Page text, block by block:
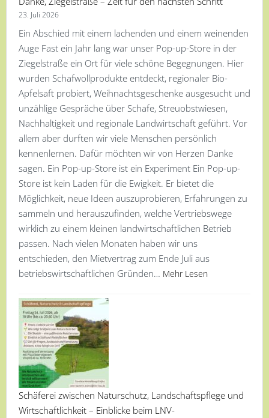
23. Juli 2026
Ein Abschied mit einem lachenden und einem weinenden
Auge Fast ein Jahr lang war unser Pop-up-Store in der
Ziegelstraße ein Ort für viele schöne Begegnungen. Hier
wurden Schafwollprodukte entdeckt, regionaler Bio-
Apfelsaft probiert, Weihnachtsgeschenke ausgesucht und
unzählige Gespräche über Schafe, Streuobstwiesen,
Nachhaltigkeit und regionale Landwirtschaft geführt. Vor
allem aber durften wir viele Menschen persönlich
kennenlernen. Dafür möchten wir von Herzen Danke
sagen. Ein Pop-up-Store ist ein Experiment Ein Pop-up-
Store ist kein Laden für die Ewigkeit. Er bietet die
Möglichkeit, neue Ideen auszuprobieren, Erfahrungen zu
sammeln und herauszufinden, welche Vertriebswege
wirklich zu einem kleinen landwirtschaftlichen Betrieb
passen. Nach vielen Monaten haben wir uns
entschieden, den Mietvertrag zum Ende Juli aus
betriebswirtschaftlichen Gründen… Mehr Lesen
Schäferei zwischen Naturschutz, Landschaftspflege und
Wirtschaftlichkeit – Einblicke beim LNV-